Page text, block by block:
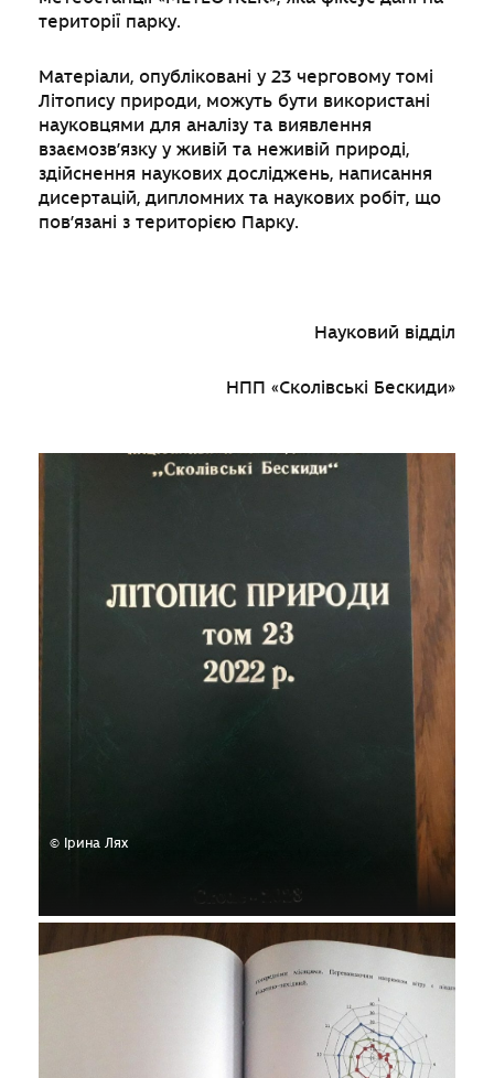
території парку.
Матеріали, опубліковані у 23 черговому томі
Літопису природи, можуть бути використані
науковцями для аналізу та виявлення
взаємозв’язку у живій та неживій природі,
здійснення наукових досліджень, написання
дисертацій, дипломних та наукових робіт, що
пов’язані з територією Парку.
Науковий відділ
НПП «Сколівські Бескиди»
© Ірина Лях